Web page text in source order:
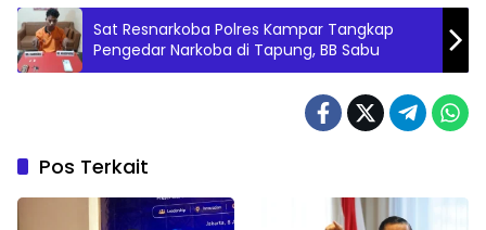
Sat Resnarkoba Polres Kampar Tangkap
Pengedar Narkoba di Tapung, BB Sabu
Pos Terkait